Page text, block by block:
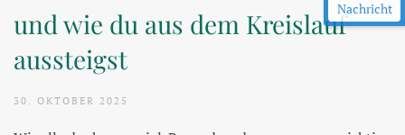
und wie du aus dem Kreislauf
aussteigst
30. OKTOBER 2025
Nachricht